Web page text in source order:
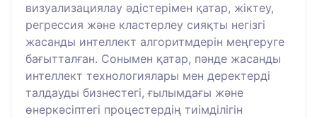
визуализациялау әдістерімен қатар, жіктеу,
регрессия және кластерлеу сияқты негізгі
жасанды интеллект алгоритмдерін меңгеруге
бағытталған. Сонымен қатар, пәнде жасанды
интеллект технологиялары мен деректерді
талдауды бизнестегі, ғылымдағы және
өнеркәсіптегі процестердің тиімділігін